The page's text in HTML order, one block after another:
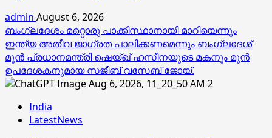
admin August 6, 2026
ബംഗ്ലദേശം മറ്റൊരു പാക്കിസ്ഥാനായി മാറിയെന്നും
ഇന്ത്യ അതീവ ജാഗ്രത പാലിക്കണമെന്നും ബംഗ്ലദേശ്
മുൻ പ്രധാനമന്ത്രി ഷെയ്ഖ് ഹസീനയുടെ മകനും മുൻ
ഉപദേശകനുമായ സജീബ് വസേബ് ജോയ്.
2
India
LatestNews